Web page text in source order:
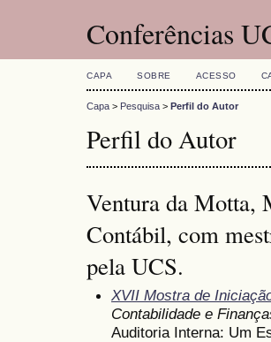
Conferências
CAPA SOBRE ACESSO
Capa > Pesquisa > Perfil do Autor
Perfil do Autor
Ventura da Motta,
Contábil, com
pela UCS.
XVII Mostra de
Contabilidade e
Auditoria Interna: Um